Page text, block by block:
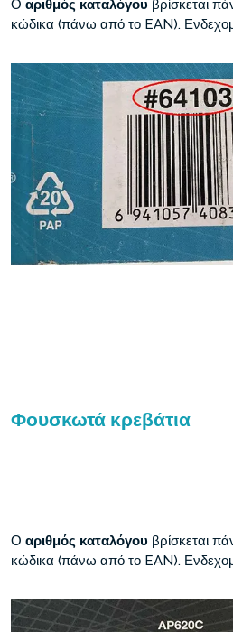
Ο αριθμός καταλόγου βρίσκεται
κώδικα (πάνω από το EAN).
Φουσκωτά κρεβάτια
Ο αριθμός καταλόγου βρίσκεται
κώδικα (πάνω από το EAN).